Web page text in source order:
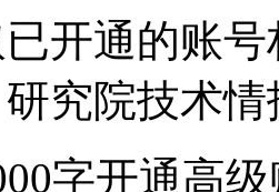
开通的账号
究院技术
字开通高